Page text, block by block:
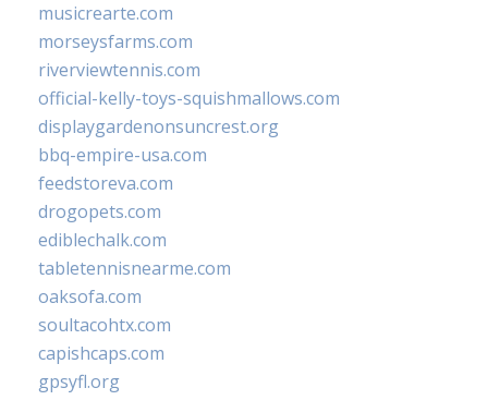
musicrearte.com
morseysfarms.com
riverviewtennis.com
official-kelly-toys-squishmallows.com
displaygardenonsuncrest.org
bbq-empire-usa.com
feedstoreva.com
drogopets.com
ediblechalk.com
tabletennisnearme.com
oaksofa.com
soultacohtx.com
capishcaps.com
gpsyfl.org